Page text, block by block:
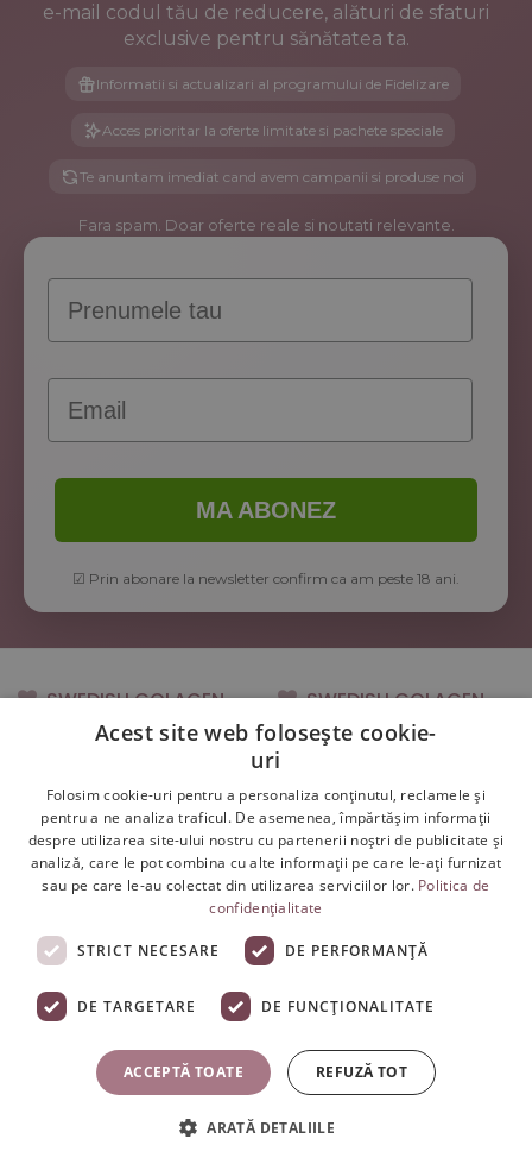
e-mail codul tău de reducere, alături de sfaturi
exclusive pentru sănătatea ta.
Informatii si actualizari al programului de Fidelizare
Acces prioritar la oferte limitate si pachete speciale
Te anuntam imediat cand avem campanii si produse noi
Fara spam. Doar oferte reale si noutati relevante.
Prenume
Email
MA ABONEZ
☑ Prin abonare la newsletter confirm ca am peste 18 ani.
SWEDISH COLAGEN
Prima pagina
Despre Noi
Colaborare
Contact
SWEDISH COLAGEN
Lichide vs Capsule
Întrebări Frecvente
Livrarea Produselor
Retururi / Retragere
din contract
Retur și Garanție
Acest site web folosește cookie-
uri
Folosim cookie-uri pentru a personaliza conținutul, reclamele și
pentru a ne analiza traficul. De asemenea, împărtășim informații
despre utilizarea site-ului nostru cu partenerii noștri de publicitate și
analiză, care le pot combina cu alte informații pe care le-ați furnizat
sau pe care le-au colectat din utilizarea serviciilor lor. Politica de
confidențialitate
STRICT NECESARE DE PERFORMANȚĂ
DE TARGETARE DE FUNCŢIONALITATE
ACCEPTĂ TOATE REFUZĂ TOT
ARATĂ DETALIILE